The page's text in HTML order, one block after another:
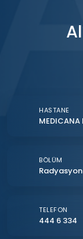
HASTANE
MEDICANA
BÖLÜM
TELEFON
444 6 334